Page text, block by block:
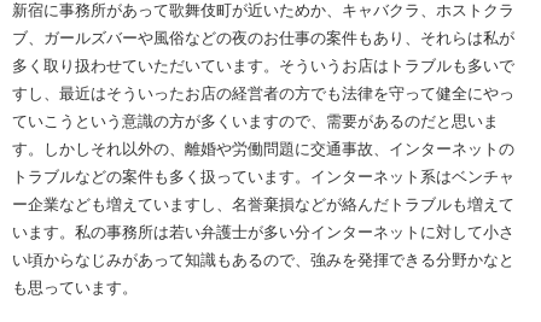
新宿に事務所があって歌舞伎町が近いためか、キャバクラ、ホストクラ
ブ、ガールズバーや風俗などの夜のお仕事の案件もあり、それらは私が
多く取り扱わせていただいています。そういうお店はトラブルも多いで
すし、最近はそういったお店の経営者の方でも法律を守って健全にやっ
ていこうという意識の方が多くいますので、需要があるのだと思いま
す。しかしそれ以外の、離婚や労働問題に交通事故、インターネットの
トラブルなどの案件も多く扱っています。インターネット系はベンチャ
ー企業なども増えていますし、名誉棄損などが絡んだトラブルも増えて
います。私の事務所は若い弁護士が多い分インターネットに対して小さ
い頃からなじみがあって知識もあるので、強みを発揮できる分野かなと
も思っています。